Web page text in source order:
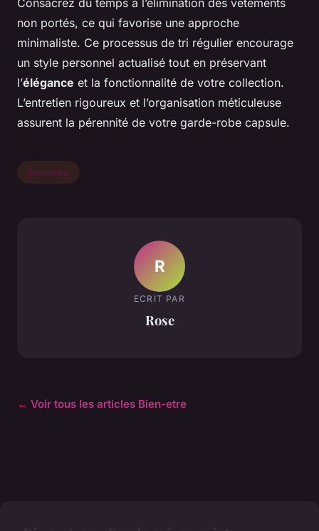
Consacrez du temps à l’élimination des vêtements
non portés, ce qui favorise une approche
minimaliste. Ce processus de tri régulier encourage
un style personnel actualisé tout en préservant
l’élégance et la fonctionnalité de votre collection.
L’entretien rigoureux et l’organisation méticuleuse
assurent la pérennité de votre garde-robe capsule.
Bien-etre
R
ECRIT PAR
Rose
← Voir tous les articles Bien-etre